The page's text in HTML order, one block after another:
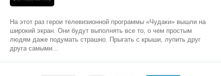
На этот раз герои телевизионной программы «Чудаки» вышли на
широкий экран. Они будут выполнять все то, о чем простым
людям даже подумать страшно. Прыгать с крыши, лупить друг
друга самыми...